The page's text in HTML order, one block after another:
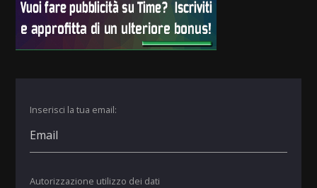
Inserisci la tua email:
Autorizzazione utilizzo dei dati